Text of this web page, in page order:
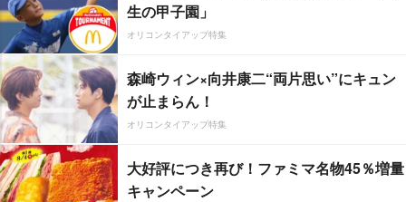
生の甲子園」
オリコンタイアップ特集
森崎ウィン×向井康二“両片思い”にキュン
が止まらん！
オリコンタイアップ特集
大好評につき再び！ファミマ名物45％増量
キャンペーン